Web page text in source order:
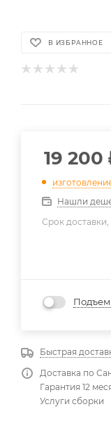
В ИЗБРАННОЕ
19 200
Нашли
Срок доставки,
Подъем
Быстрая
Доставка по
Гарантия 12
Услуги сборки